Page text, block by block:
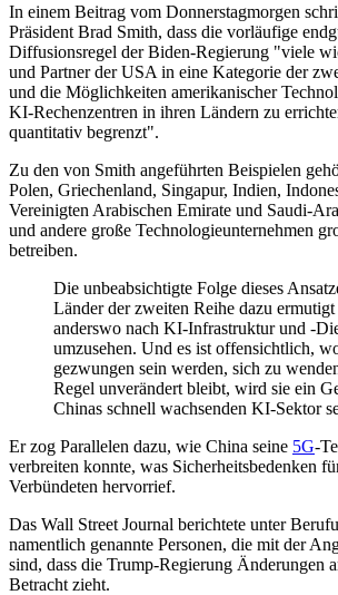
In einem Beitrag vom Donnerstagmorgen
Präsident Brad Smith, dass die vorläufige
Diffusionsregel der Biden-Regierung "viele
und Partner der USA in eine Kategorie der
und die Möglichkeiten amerikanischer
KI-Rechenzentren in ihren Ländern zu
quantitativ begrenzt".
Zu den von Smith angeführten Beispielen
Polen, Griechenland, Singapur, Indien,
Vereinigten Arabischen Emirate und Saudi-
und andere große Technologieunternehmen
betreiben.
Die unbeabsichtigte Folge dieses
Länder der zweiten Reihe dazu
anderswo nach KI-Infrastruktur und -
umzusehen. Und es ist offensichtlich,
gezwungen sein werden, sich zu
Regel unverändert bleibt, wird sie ein
Chinas schnell wachsenden KI-Sektor
Er zog Parallelen dazu, wie China seine 5G-
verbreiten konnte, was Sicherheitsbedenken
Verbündeten hervorrief.
Das Wall Street Journal berichtete unter
namentlich genannte Personen, die mit der
sind, dass die Trump-Regierung Änderungen
Betracht zieht.